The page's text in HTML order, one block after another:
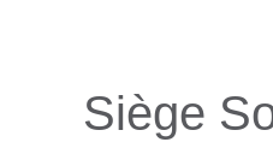
Siège